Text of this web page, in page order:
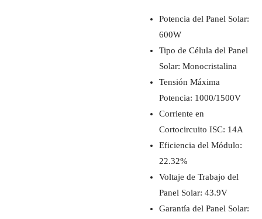
Potencia del Panel Solar:
600W
Tipo de Célula del Panel
Solar: Monocristalina
Tensión Máxima
Potencia: 1000/1500V
Corriente en
Cortocircuito ISC: 14A
Eficiencia del Módulo:
22.32%
Voltaje de Trabajo del
Panel Solar: 43.9V
Garantía del Panel Solar: